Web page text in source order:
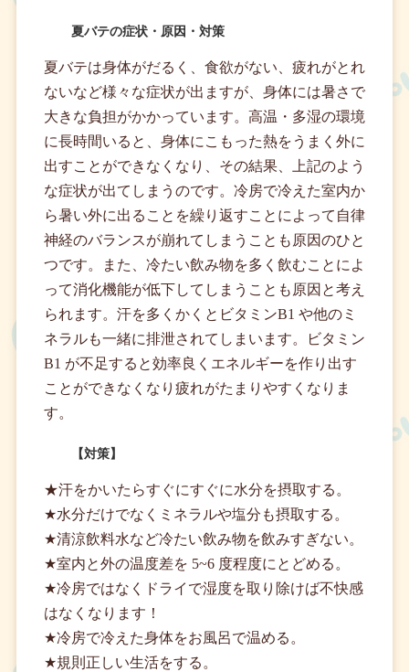
夏バテの症状・原因・対策
夏バテは身体がだるく、食欲がない、疲れがとれ
ないなど様々な症状が出ますが、身体には暑さで
大きな負担がかかっています。高温・多湿の環境
に長時間いると、身体にこもった熱をうまく外に
出すことができなくなり、その結果、上記のよう
な症状が出てしまうのです。冷房で冷えた室内か
ら暑い外に出ることを繰り返すことによって自律
神経のバランスが崩れてしまうことも原因のひと
つです。また、冷たい飲み物を多く飲むことによ
って消化機能が低下してしまうことも原因と考え
られます。汗を多くかくとビタミンB1 や他のミ
ネラルも一緒に排泄されてしまいます。ビタミン
B1 が不足すると効率良くエネルギーを作り出す
ことができなくなり疲れがたまりやすくなりま
す。
【対策】
★汗をかいたらすぐにすぐに水分を摂取する。
★水分だけでなくミネラルや塩分も摂取する。
★清涼飲料水など冷たい飲み物を飲みすぎない。
★室内と外の温度差を 5~6 度程度にとどめる。
★冷房ではなくドライで湿度を取り除けば不快感
はなくなります！
★冷房で冷えた身体をお風呂で温める。
★規則正しい生活をする。